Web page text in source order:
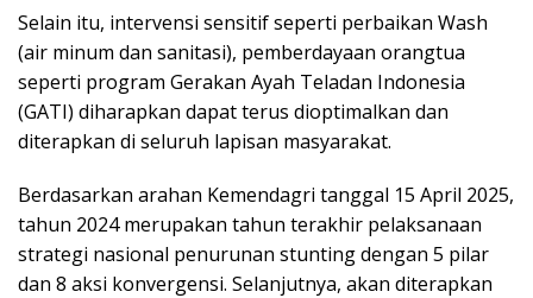
Selain itu, intervensi sensitif seperti perbaikan Wash
(air minum dan sanitasi), pemberdayaan orangtua
seperti program Gerakan Ayah Teladan Indonesia
(GATI) diharapkan dapat terus dioptimalkan dan
diterapkan di seluruh lapisan masyarakat.
Berdasarkan arahan Kemendagri tanggal 15 April 2025,
tahun 2024 merupakan tahun terakhir pelaksanaan
strategi nasional penurunan stunting dengan 5 pilar
dan 8 aksi konvergensi. Selanjutnya, akan diterapkan